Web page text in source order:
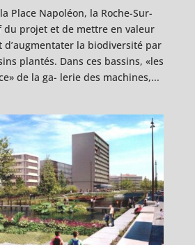
Place Napoléon, la Roche-Sur-
du projet et de mettre en valeur
d’augmentater la biodiversité par
plantés. Dans ces bassins, «les
de la ga- lerie des machines,...